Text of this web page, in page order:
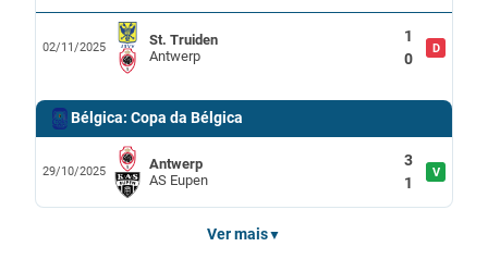
02/11/2025
St. Truiden
Antwerp
1
0
D
Bélgica: Copa da Bélgica
29/10/2025
Antwerp
AS Eupen
3
1
V
Ver mais▼